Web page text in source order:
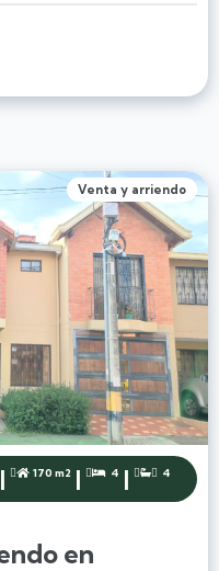
Venta y arriendo
|  170 m2 |  4 |  4
en